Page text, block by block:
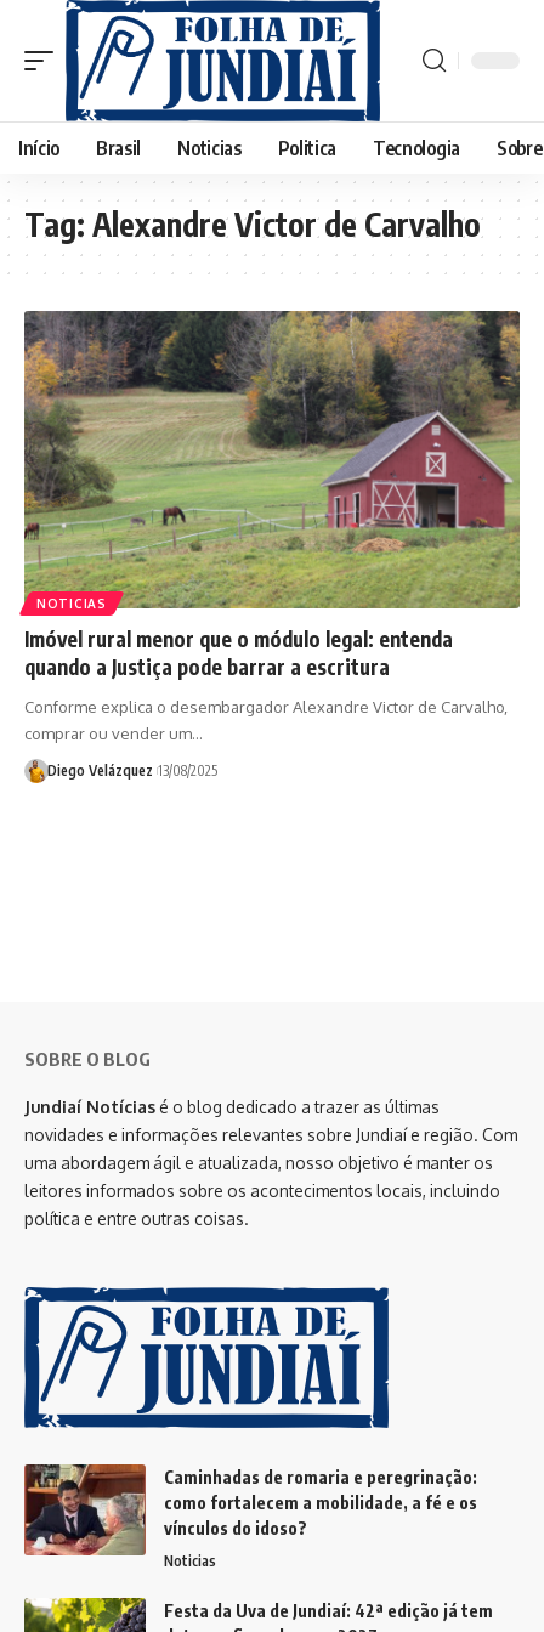
Início Brasil Noticias Politica Tecnologia
Tag: Alexandre Victor de Carvalho
NOTICIAS
Imóvel rural menor que o módulo legal: entenda
quando a Justiça pode barrar a escritura
Conforme explica o desembargador Alexandre Victor de Carvalho,
comprar ou vender um…
Diego Velázquez 13/08/2025
SOBRE O BLOG
Jundiaí Notícias é o blog dedicado a trazer as últimas
novidades e informações relevantes sobre Jundiaí e região. Com
uma abordagem ágil e atualizada, nosso objetivo é manter os
leitores informados sobre os acontecimentos locais, incluindo
política e entre outras coisas.
Caminhadas de romaria e peregrinação:
como fortalecem a mobilidade, a fé e os
vínculos do idoso?
Noticias
Festa da Uva de Jundiaí: 42ª edição já tem